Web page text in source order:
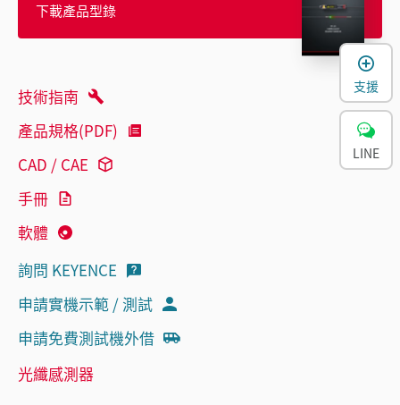
下載產品型錄
技術指南
產品規格(PDF)
CAD / CAE
手冊
軟體
詢問 KEYENCE
申請實機示範 / 測試
申請免費測試機外借
光纖感測器
支援
LINE